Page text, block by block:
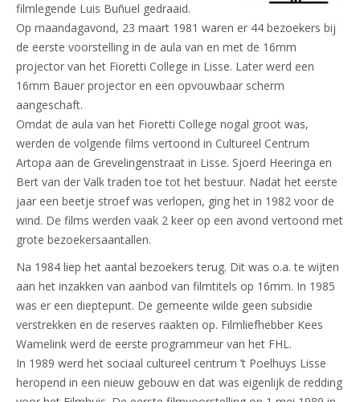
filmlegende Luis Buñuel gedraaid.
Op maandagavond, 23 maart 1981 waren er 44 bezoekers bij
de eerste voorstelling in de aula van en met de 16mm
projector van het Fioretti College in Lisse. Later werd een
16mm Bauer projector en een opvouwbaar scherm
aangeschaft.
Omdat de aula van het Fioretti College nogal groot was,
werden de volgende films vertoond in Cultureel Centrum
Artopa aan de Grevelingenstraat in Lisse. Sjoerd Heeringa en
Bert van der Valk traden toe tot het bestuur. Nadat het eerste
jaar een beetje stroef was verlopen, ging het in 1982 voor de
wind. De films werden vaak 2 keer op een avond vertoond met
grote bezoekersaantallen.
Na 1984 liep het aantal bezoekers terug. Dit was o.a. te wijten
aan het inzakken van aanbod van filmtitels op 16mm. In 1985
was er een dieptepunt. De gemeente wilde geen subsidie
verstrekken en de reserves raakten op. Filmliefhebber Kees
Wamelink werd de eerste programmeur van het FHL.
In 1989 werd het sociaal cultureel centrum ’t Poelhuys Lisse
heropend in een nieuw gebouw en dat was eigenlijk de redding